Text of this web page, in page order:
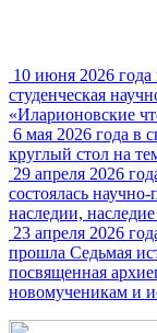
10 июня 2026
студенческая
«Иларионовские
6 мая 2026 года в
круглый стол на
29 апреля 2026
состоялась
наследии,
23 апреля 2026
прошла Седьмая
посвященная
новомученикам и